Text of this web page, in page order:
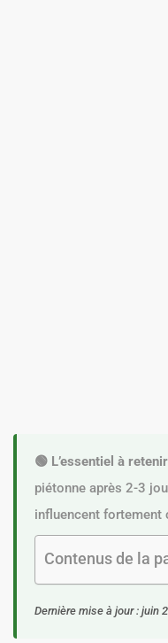
🟢 L’essentiel à
piétonne après 2-3
influencent fortement
Contenus de la
Dernière mise à jour : juin